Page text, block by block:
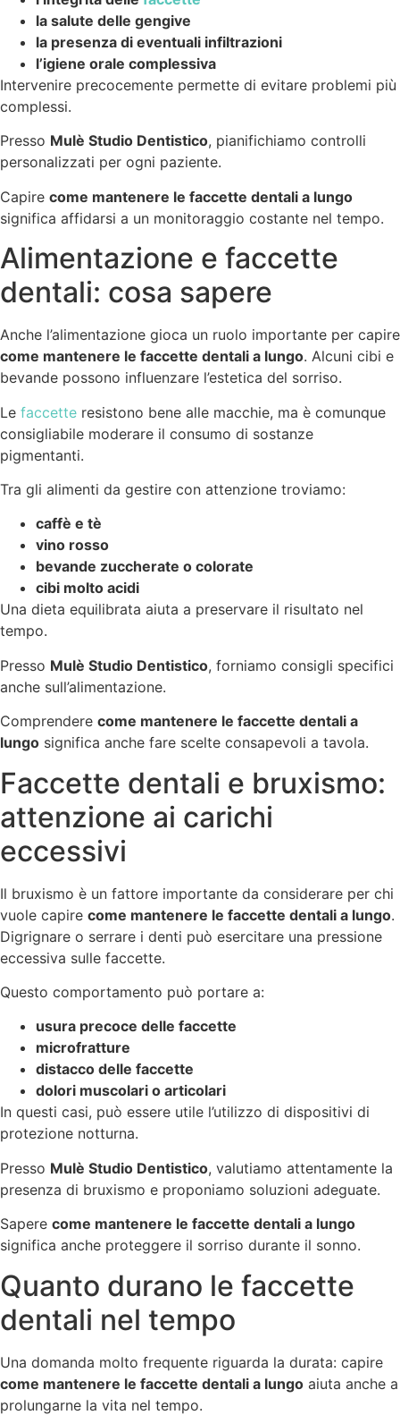
la salute delle gengive
la presenza di eventuali infiltrazioni
l’igiene orale complessiva
Intervenire precocemente permette di evitare problemi più
complessi.
Presso Mulè Studio Dentistico, pianifichiamo controlli
personalizzati per ogni paziente.
Capire come mantenere le faccette dentali a lungo
significa affidarsi a un monitoraggio costante nel tempo.
Alimentazione e faccette
dentali: cosa sapere
Anche l’alimentazione gioca un ruolo importante per capire
come mantenere le faccette dentali a lungo. Alcuni cibi e
bevande possono influenzare l’estetica del sorriso.
Le faccette resistono bene alle macchie, ma è comunque
consigliabile moderare il consumo di sostanze
pigmentanti.
Tra gli alimenti da gestire con attenzione troviamo:
caffè e tè
vino rosso
bevande zuccherate o colorate
cibi molto acidi
Una dieta equilibrata aiuta a preservare il risultato nel
tempo.
Presso Mulè Studio Dentistico, forniamo consigli specifici
anche sull’alimentazione.
Comprendere come mantenere le faccette dentali a
lungo significa anche fare scelte consapevoli a tavola.
Faccette dentali e bruxismo:
attenzione ai carichi
eccessivi
Il bruxismo è un fattore importante da considerare per chi
vuole capire come mantenere le faccette dentali a lungo.
Digrignare o serrare i denti può esercitare una pressione
eccessiva sulle faccette.
Questo comportamento può portare a:
usura precoce delle faccette
microfratture
distacco delle faccette
dolori muscolari o articolari
In questi casi, può essere utile l’utilizzo di dispositivi di
protezione notturna.
Presso Mulè Studio Dentistico, valutiamo attentamente la
presenza di bruxismo e proponiamo soluzioni adeguate.
Sapere come mantenere le faccette dentali a lungo
significa anche proteggere il sorriso durante il sonno.
Quanto durano le faccette
dentali nel tempo
Una domanda molto frequente riguarda la durata: capire
come mantenere le faccette dentali a lungo aiuta anche a
prolungarne la vita nel tempo.